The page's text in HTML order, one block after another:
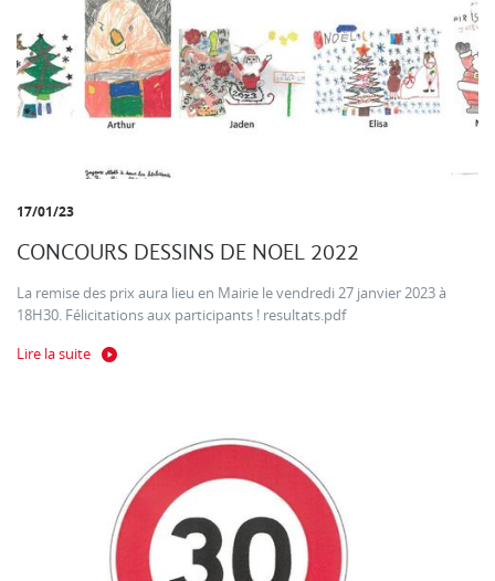
17/01/23
CONCOURS DESSINS DE NOEL 2022
La remise des prix aura lieu en Mairie le vendredi 27 janvier 2023 à
18H30. Félicitations aux participants ! resultats.pdf
Lire la suite